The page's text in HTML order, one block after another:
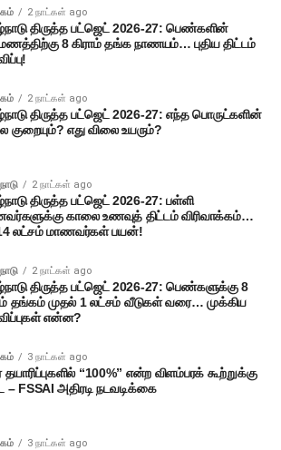
2 நாட்கள் ago
திருத்த பட்ஜெட் 2026-27: பெண்களின்
8 கிராம் தங்க நாணயம்… புதிய திட்டம்
2 நாட்கள் ago
திருத்த பட்ஜெட் 2026-27: எந்த பொருட்களின்
குறையும்? எது விலை உயரும்?
2 நாட்கள் ago
திருத்த பட்ஜெட் 2026-27: பள்ளி
காலை உணவுத் திட்டம் விரிவாக்கம்…
லட்சம் மாணவர்கள் பயன்!
2 நாட்கள் ago
திருத்த பட்ஜெட் 2026-27: பெண்களுக்கு 8
தங்கம் முதல் 1 லட்சம் வீடுகள் வரை… முக்கிய
என்ன?
3 நாட்கள் ago
தயாரிப்புகளில் “100%” என்ற விளம்பரக் கூற்றுக்கு
– FSSAI அதிரடி நடவடிக்கை
3 நாட்கள் ago